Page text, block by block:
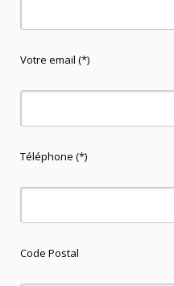
Votre email (*)
Téléphone (*)
Code Postal